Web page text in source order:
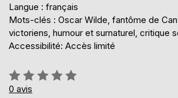
Langue : français
Mots-clés : Oscar Wilde, fantôme de
victoriens, humour et surnaturel, critique
Accessibilité: Accès limité
Évaluation:
0%
0 avis